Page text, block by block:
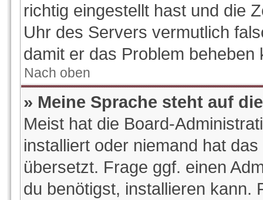
richtig eingestellt hast und die
Uhr des Servers vermutlich
damit er das Problem beheben
Nach oben
» Meine Sprache steht auf
Meist hat die Board-
installiert oder niemand hat
übersetzt. Frage ggf. einen
du benötigst, installieren kann.